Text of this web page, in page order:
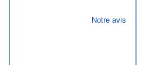
Notre avis